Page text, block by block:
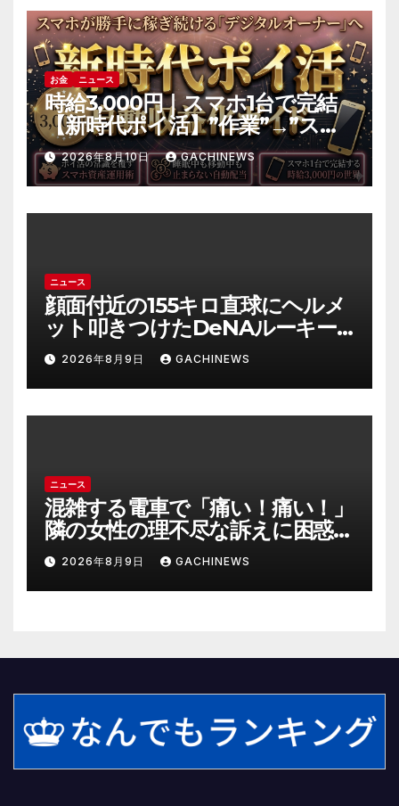
お金 ニュース
時給3,000円｜スマホ1台で完結
【新時代ポイ活】”作業”→”スマ
ホ資産の運用”へ｜自動収益の仕
組み化の全手順
2026年8月10日 GACHINEWS
ニュース
顔面付近の155キロ直球にヘルメ
ット叩きつけたDeNAルーキー
宮下朝陽に擁護の声 「負けん気
必要」と球団OB(J-CASTニュー
ス)
2026年8月9日 GACHINEWS
ニュース
混雑する電車で「痛い！痛い！」
隣の女性の理不尽な訴えに困惑
時間が過ぎるのを待つしかなか
った(J-CASTニュース)
2026年8月9日 GACHINEWS